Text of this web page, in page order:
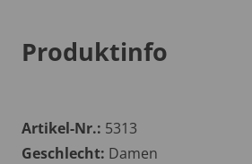
Produktinfo
Artikel-Nr.: 5313
Geschlecht: Damen